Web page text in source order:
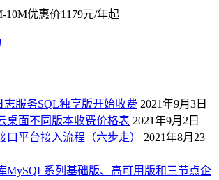
10M优惠价1179元/年起
志服务SQL独享版开始收费 2021年9月3日
桌面不同版本收费价格表 2021年9月2日
口平台接入流程（六步走）
2021年8月23
MySQL系列基础版、高可用版和三节点企